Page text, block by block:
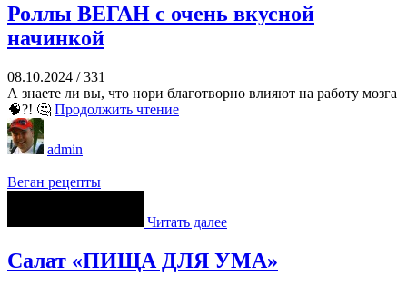
Роллы ВЕГАН с очень вкусной
начинкой
08.10.2024 / 331
А знаете ли вы, что нори благотворно влияют на работу мозга
🧠?! 🤔 Продолжить чтение
admin
Веган рецепты
Читать далее
Салат «ПИЩА ДЛЯ УМА»